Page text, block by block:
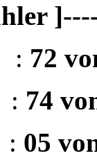
: 72
74
05